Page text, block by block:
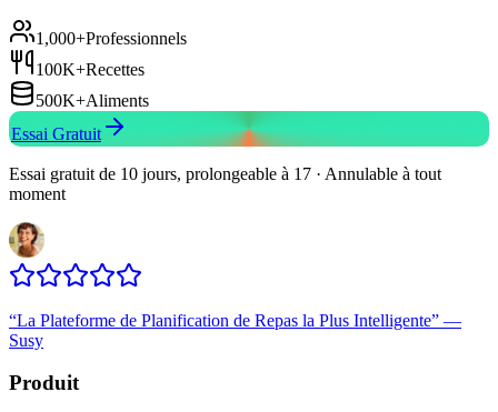
1,000+Professionnels
100K+Recettes
500K+Aliments
Essai Gratuit
Essai gratuit de 10 jours, prolongeable à 17 · Annulable à tout
moment
“La Plateforme de Planification de Repas la Plus Intelligente” —
Susy
Produit